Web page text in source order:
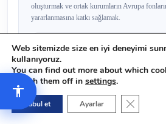
oluşturmak ve ortak kurumların Avrupa
yararlanmasına katkı sağlamak.
Arnavutluk, Bosna Hersek, Karadağ ve
Hedef Alanlar
Dil, mühendislik ve temel bilimler
Web sitemizde size en iyi deneyimi
kullanıyoruz.
You can find out more about which
switch them off in settings.
Kabul et Ayarlar GDPR